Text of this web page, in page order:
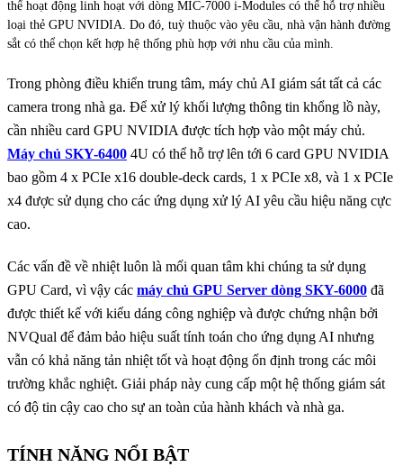
thể hoạt động linh hoạt với dòng MIC-7000 i-Modules có thể hỗ trợ nhiều
loại thẻ GPU NVIDIA. Do đó, tuỳ thuộc vào yêu cầu, nhà vận hành đường
sắt có thể chọn kết hợp hệ thống phù hợp với nhu cầu của mình.
Trong phòng điều khiển trung tâm, máy chủ AI giám sát tất cả các
camera trong nhà ga. Để xử lý khối lượng thông tin khổng lồ này,
cần nhiều card GPU NVIDIA được tích hợp vào một máy chủ.
Máy chủ SKY-6400 4U có thể hỗ trợ lên tới 6 card GPU NVIDIA
bao gồm 4 x PCIe x16 double-deck cards, 1 x PCIe x8, và 1 x PCIe
x4 được sử dụng cho các ứng dụng xử lý AI yêu cầu hiệu năng cực
cao.
Các vấn đề về nhiệt luôn là mối quan tâm khi chúng ta sử dụng
GPU Card, vì vậy các máy chủ GPU Server dòng SKY-6000 đã
được thiết kế với kiểu dáng công nghiệp và được chứng nhận bởi
NVQual để đảm bảo hiệu suất tính toán cho ứng dụng AI nhưng
vẫn có khả năng tản nhiệt tốt và hoạt động ổn định trong các môi
trường khắc nghiệt. Giải pháp này cung cấp một hệ thống giám sát
có độ tin cậy cao cho sự an toàn của hành khách và nhà ga.
TÍNH NĂNG NỔI BẬT